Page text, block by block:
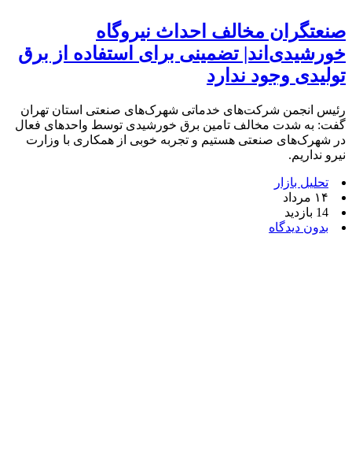
صنعتگران مخالف احداث نیروگاه
خورشیدی‌اند| تضمینی برای استفاده از برق
تولیدی وجود ندارد
رئیس انجمن شرکت‌های خدماتی شهرک‌های صنعتی استان تهران
گفت: به شدت مخالف تامین برق خورشیدی توسط واحدهای فعال
در شهرک‌های صنعتی هستیم و تجربه خوبی از همکاری با وزارت
نیرو نداریم.
تحلیل بازار
۱۴ مرداد
14 بازدید
بدون دیدگاه